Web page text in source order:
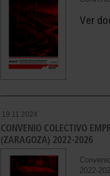
Ver
19.11.2024
CONVENIO COLECTIVO
(ZARAGOZA) 2022-2026
2022-